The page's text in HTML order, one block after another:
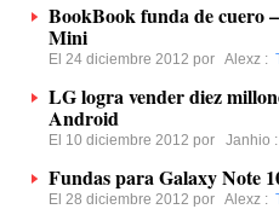
BookBook funda de cuero
Mini
El 24 diciembre 2012 por Alexz :
LG logra vender diez
Android
El 10 diciembre 2012 por Janhio :
Fundas para Galaxy Note
El 28 diciembre 2012 por Alexz :